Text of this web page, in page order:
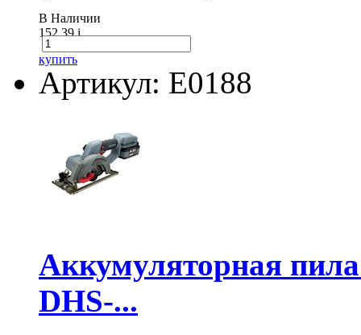
В Наличии
152.39i
купить
Артикул: E0188
Аккумуляторная
DHS-...